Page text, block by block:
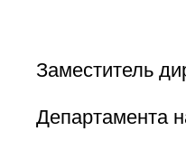
Заместитель
Департамента